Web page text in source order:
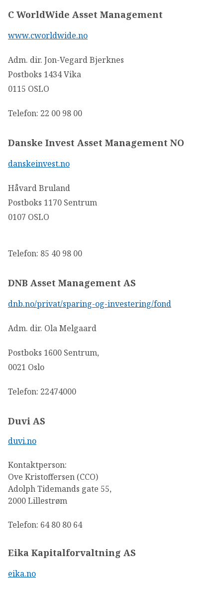
C WorldWide Asset Management
www.cworldwide.no
Adm. dir. Jon-Vegard Bjerknes
Postboks 1434 Vika
0115 OSLO
Telefon: 22 00 98 00
Danske Invest Asset Management NO
danskeinvest.no
Håvard Bruland
Postboks 1170 Sentrum
0107 OSLO
Telefon: 85 40 98 00
DNB Asset Management AS
dnb.no/privat/sparing-og-investering/fond
Adm. dir. Ola Melgaard
Postboks 1600 Sentrum,
0021 Oslo
Telefon: 22474000
Duvi AS
duvi.no
Kontaktperson:
Ove Kristoffersen (CCO)
Adolph Tidemands gate 55,
2000 Lillestrøm
Telefon: 64 80 80 64
Eika Kapitalforvaltning AS
eika.no